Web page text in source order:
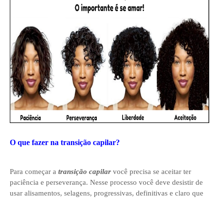
O que fazer na transição capilar?
Para começar a transição capilar você precisa se aceitar ter
paciência e perseverança. Nesse processo você deve desistir de
usar alisamentos, selagens, progressivas, definitivas e claro que